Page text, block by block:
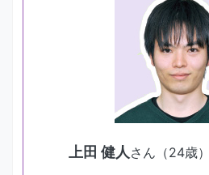
上田 健人 さん（24歳）